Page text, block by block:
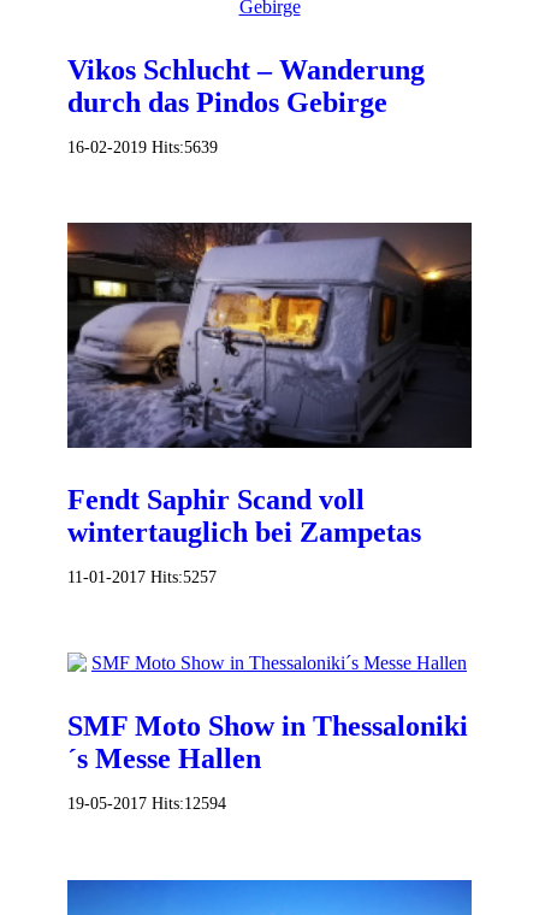
Vikos Schlucht – Wanderung
durch das Pindos Gebirge
16-02-2019 Hits:5639
Fendt Saphir Scand voll
wintertauglich bei Zampetas
11-01-2017 Hits:5257
SMF Moto Show in Thessaloniki
´s Messe Hallen
19-05-2017 Hits:12594